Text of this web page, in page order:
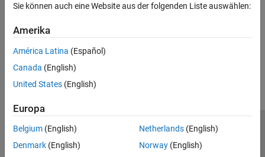
Sie können auch eine Website aus der folgenden Liste auswählen:
Amerika
América Latina (Español)
Canada (English)
United States (English)
Europa
Belgium (English)
Denmark (English)
Netherlands(English)
Norway(English)
Trust Center
Datenschutz-Richtlinien
Datendiebstahl verhindern
Status von Anwendungen